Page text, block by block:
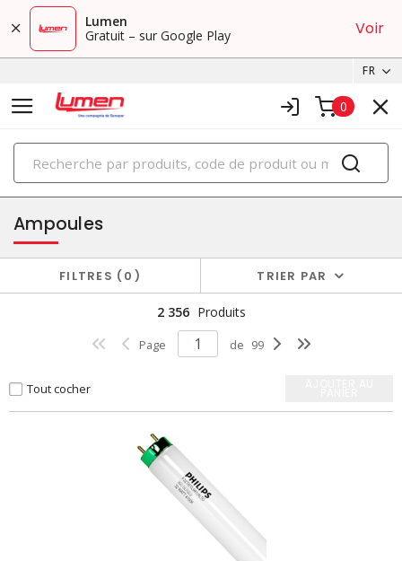
Lumen
Gratuit – sur Google Play
Voir
FR
0
PRODUITS
éclairage
Ampoules
FILTRES 0 TRIER PAR
2 356 Produits
Page de 99
Tout cocher